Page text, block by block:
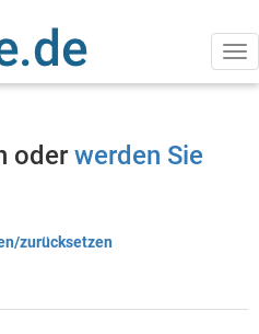
oder werden Sie
zurücksetzen